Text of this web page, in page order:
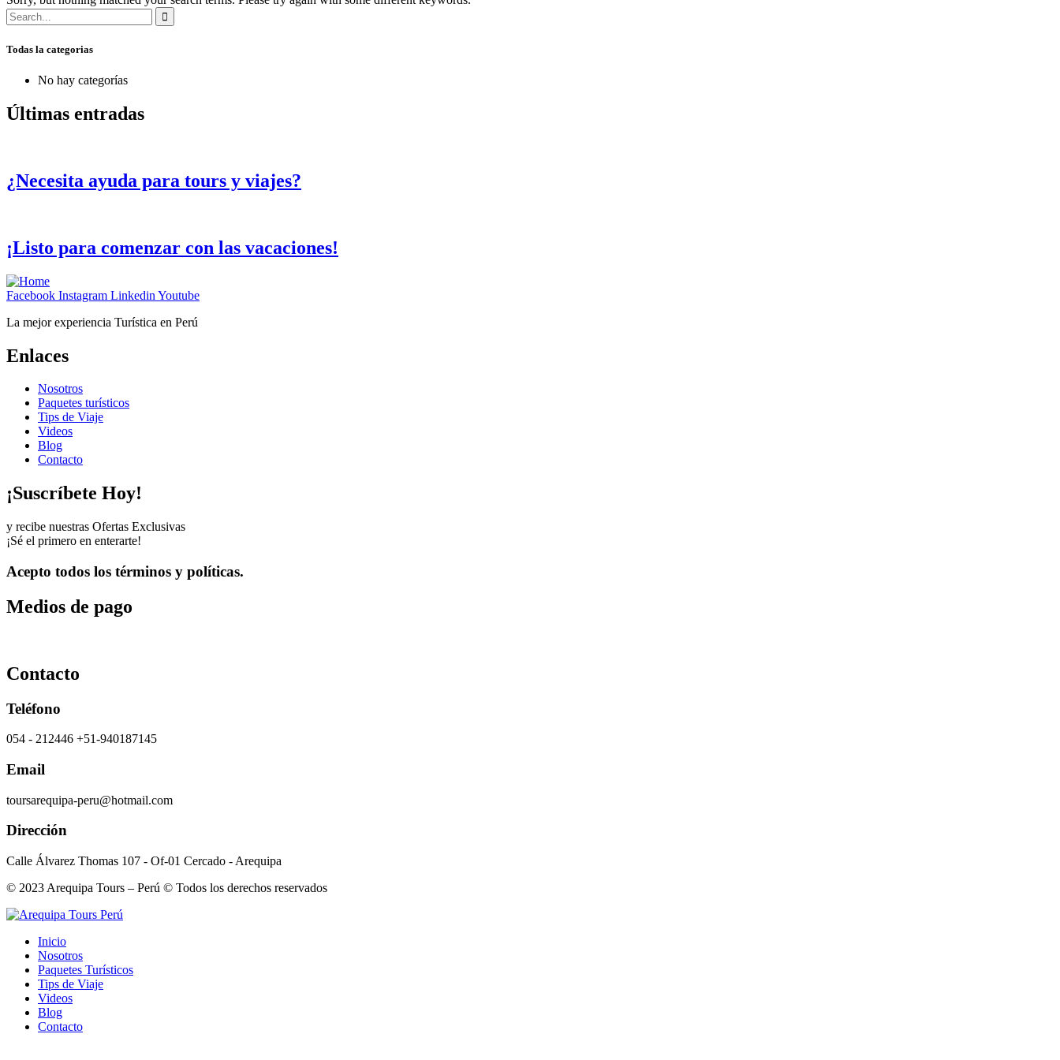
Todas la categorias
No hay categorías
Últimas entradas
¿Necesita ayuda para tours y viajes?
¡Listo para comenzar con las vacaciones!
Facebook Instagram Linkedin Youtube
La mejor experiencia Turística en Perú
Enlaces
Nosotros
Paquetes turísticos
Tips de Viaje
Videos
Blog
Contacto
¡Suscríbete Hoy!
y recibe nuestras Ofertas Exclusivas
¡Sé el primero en enterarte!
Acepto todos los términos y políticas.
Medios de pago
Contacto
Teléfono
054 - 212446 +51-940187145
Email
toursarequipa-peru@hotmail.com
Dirección
Calle Álvarez Thomas 107 - Of-01 Cercado - Arequipa
© 2023 Arequipa Tours – Perú © Todos los derechos reservados
Inicio
Nosotros
Paquetes Turísticos
Tips de Viaje
Videos
Blog
Contacto